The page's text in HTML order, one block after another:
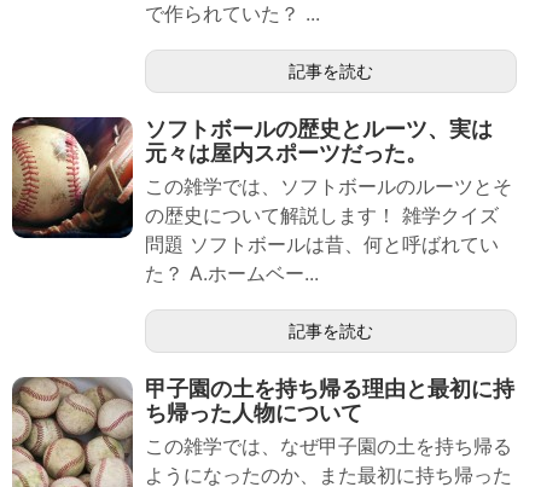
で作られていた？ ...
記事を読む
ソフトボールの歴史とルーツ、実は
元々は屋内スポーツだった。
この雑学では、ソフトボールのルーツとそ
の歴史について解説します！ 雑学クイズ
問題 ソフトボールは昔、何と呼ばれてい
た？ A.ホームベー...
記事を読む
甲子園の土を持ち帰る理由と最初に持
ち帰った人物について
この雑学では、なぜ甲子園の土を持ち帰る
ようになったのか、また最初に持ち帰った